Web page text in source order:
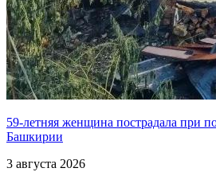
59-летняя женщина пострадала при
Башкирии
3 августа 2026